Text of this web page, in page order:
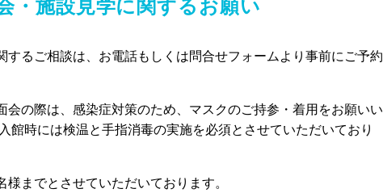
・施設見学に関するお願い
するご相談は、お電話もしくは問合せフォームより事前にご予約
会の際は、感染症対策のため、マスクのご持参・着用をお願いい
館時には検温と手指消毒の実施を必須とさせていただいており
様までとさせていただいております。